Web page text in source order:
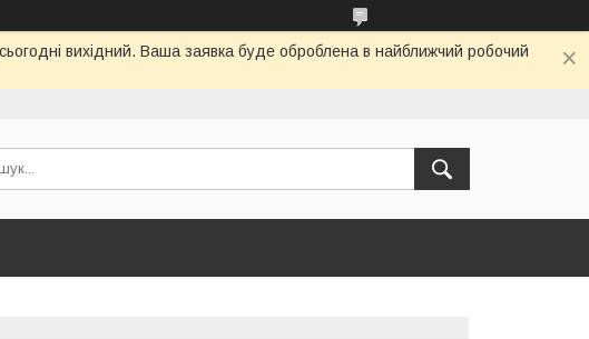
вихідний. Ваша заявка буде оброблена в найближчий робочий